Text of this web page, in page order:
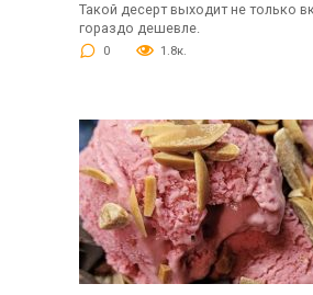
Такой десерт выходит не только
гораздо дешевле.
0 1.8к.